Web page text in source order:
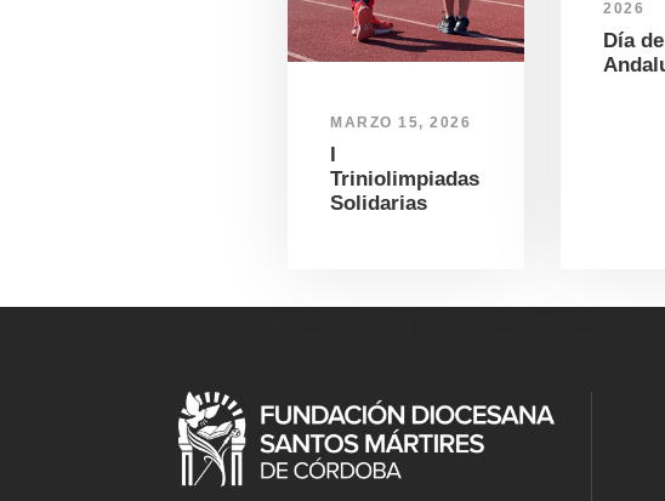
MARZO 15, 2026
Triniolimpiadas
Solidarias
2026
Día de